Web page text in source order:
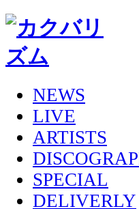
NEWS
LIVE
ARTISTS
SPECIAL
DELIVERLY